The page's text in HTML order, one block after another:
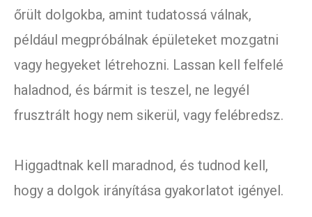
őrült dolgokba, amint tudatossá válnak,
például megpróbálnak épületeket mozgatni
vagy hegyeket létrehozni. Lassan kell felfelé
haladnod, és bármit is teszel, ne legyél
frusztrált hogy nem sikerül, vagy felébredsz.
Higgadtnak kell maradnod, és tudnod kell,
hogy a dolgok irányítása gyakorlatot igényel.